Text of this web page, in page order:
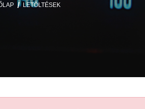
LETÖLTÉSEK